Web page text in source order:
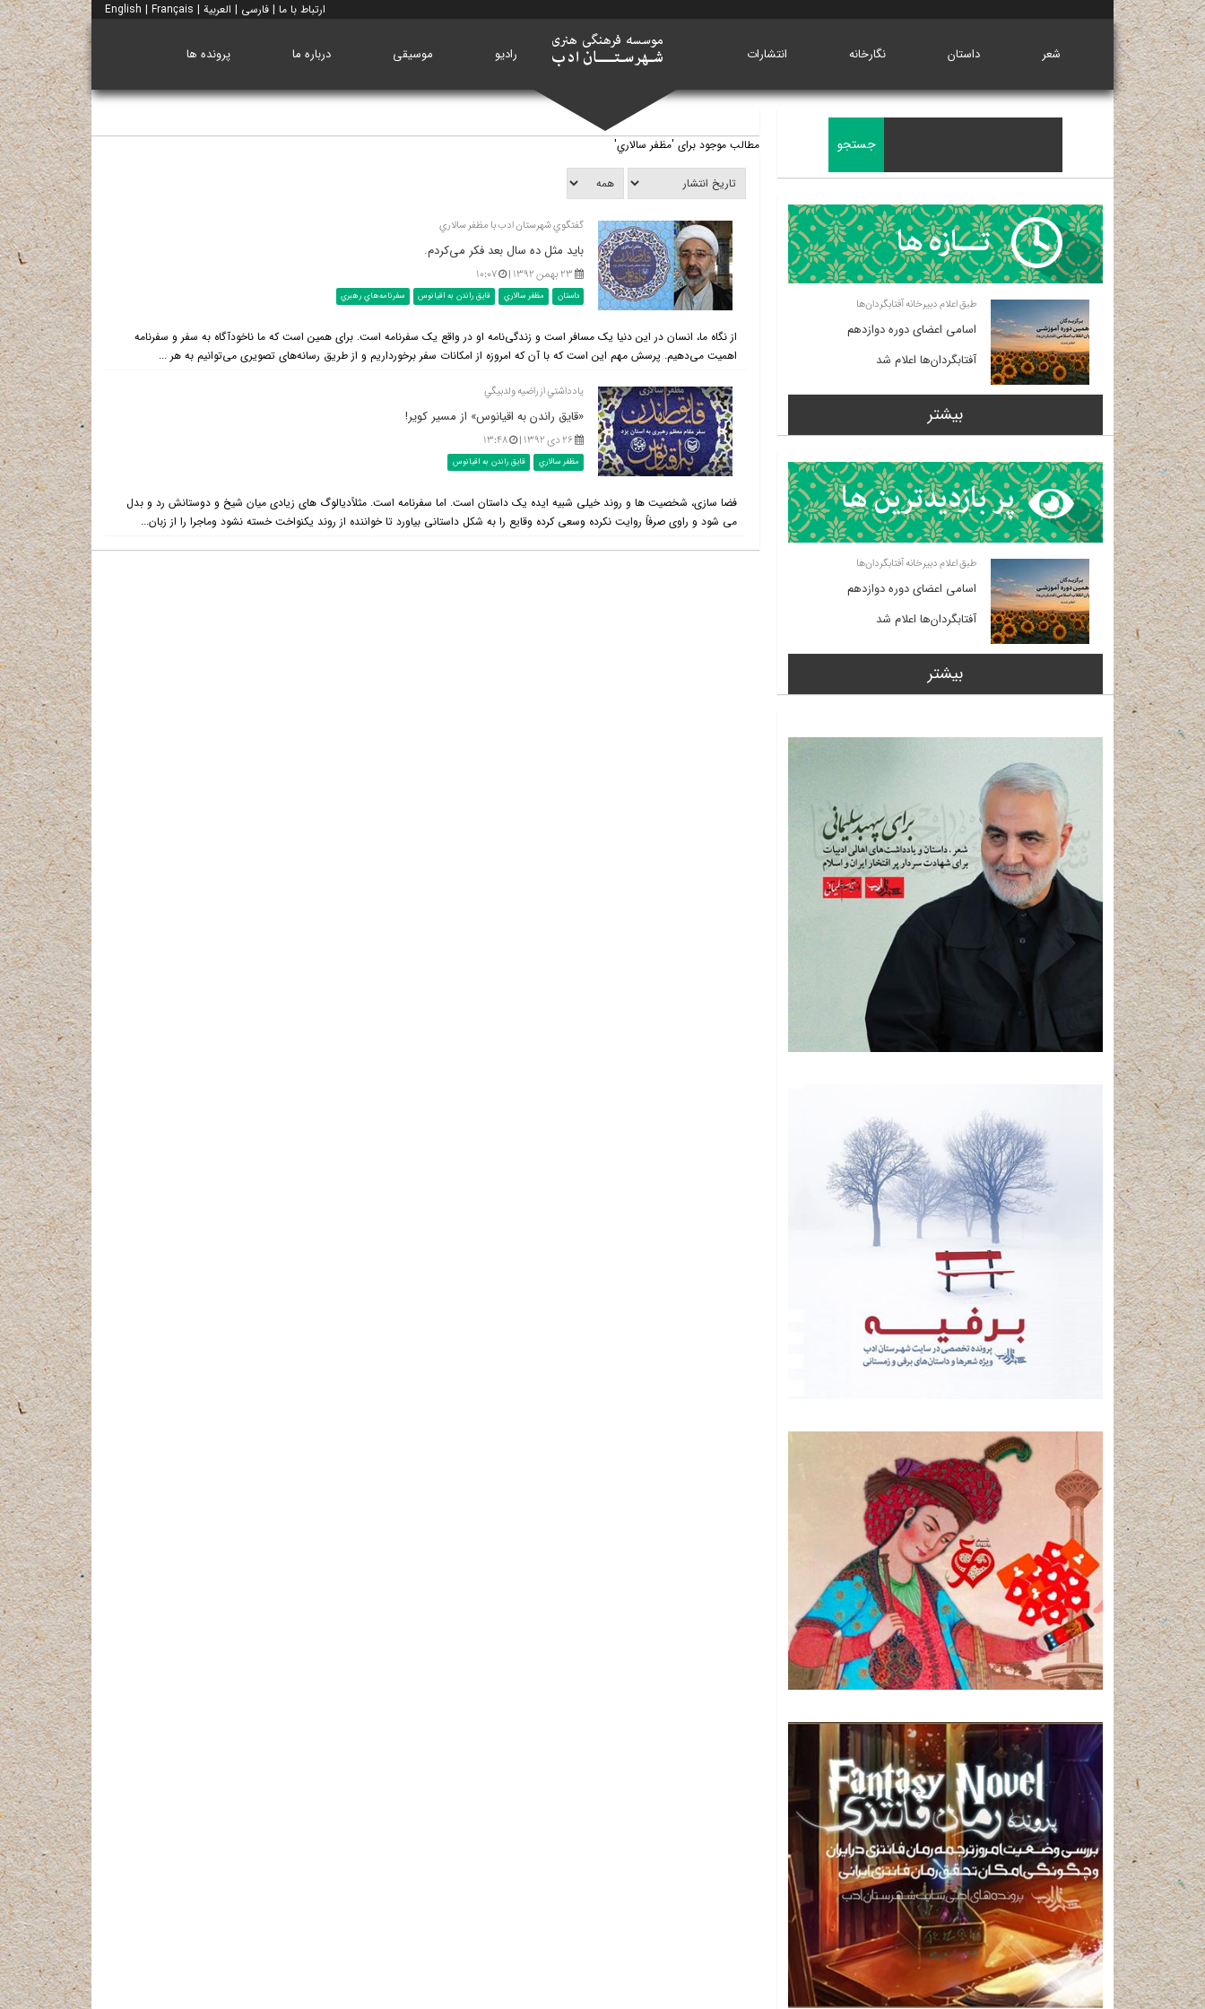
ارتباط با ما | فارسی | العربية |
English | Français
شعر داستان نگارخانه انتشارات خانه رادیو موسیقی درباره ما پرونده ها
مطالب موجود برای 'مظفر سالاري'
گفتگوي شهرستان ادب با مظفر سالاري
باید مثل ده سال بعد فکر می‌کردم.
۲۳ بهمن ۱۳۹۲ | ۱۰:۰۷
داستان مظفر سالاري قايق راندن به اقيانوس سفرنامه‌هاي رهبري
از نگاه ما، انسان در این دنیا یک مسافر است و زندگی‌نامه او در واقع یک سفرنامه است. برای همین است که ما ناخودآگاه به سفر و سفرنامه
اهمیت می‌دهیم. پرسش مهم این است که با آن که امروزه از امکانات سفر برخورداریم و از طریق رسانه‌های تصویری می‌توانیم به هر ...
يادداشتي از راضيه ولدبيگي
«قايق راندن به اقيانوس» از مسير کوير!
۲۶ دی ۱۳۹۲ | ۱۳:۴۸
مظفر سالاري قايق راندن به اقيانوس
فضا سازی، شخصیت ها و روند خیلی شبیه ایده یک داستان است. اما سفرنامه است. مثلاًدیالوگ های زیادی میان شیخ و دوستانش رد و بدل
می شود و راوی صرفاً روایت نکرده وسعی کرده وقایع را به شکل داستانی بیاورد تا خواننده از روند یکنواخت خسته نشود وماجرا را از زبان...
طبق اعلام دبیرخانه آفتابگردان‌ها
اسامی اعضای دوره دوازدهم
آفتابگردان‌ها اعلام شد
بیشتر
طبق اعلام دبیرخانه آفتابگردان‌ها
اسامی اعضای دوره دوازدهم
آفتابگردان‌ها اعلام شد
بیشتر